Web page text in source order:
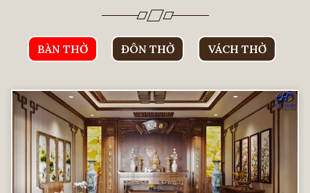
BÀN THỜ ĐÔN THỜ VÁCH THỜ